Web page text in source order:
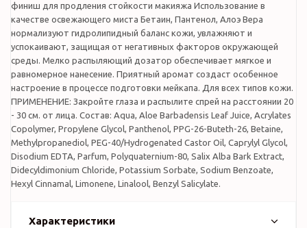
финиш для продления стойкости макияжа Использование в
качестве освежающего миста Бетаин, Пантенол, Алоэ Вера
нормализуют гидролипидный баланс кожи, увлажняют и
успокаивают, защищая от негативных факторов окружающей
среды. Мелко распыляющий дозатор обеспечивает мягкое и
равномерное нанесение. Приятный аромат создаст особенное
настроение в процессе подготовки мейкапа. Для всех типов кожи.
ПРИМЕНЕНИЕ: Закройте глаза и распылите спрей на расстоянии 20
- 30 см. от лица. Состав: Aqua, Aloe Barbadensis Leaf Juice, Acrylates
Copolymer, Propylene Glycol, Panthenol, PPG-26-Buteth-26, Betaine,
Methylpropanediol, PEG-40/Hydrogenated Castor Oil, Caprylyl Glycol,
Disodium EDTA, Parfum, Polyquaternium-80, Salix Alba Bark Extract,
Didecyldimonium Chloride, Potassium Sorbate, Sodium Benzoate,
Hexyl Cinnamal, Limonene, Linalool, Benzyl Salicylate.
Характеристики